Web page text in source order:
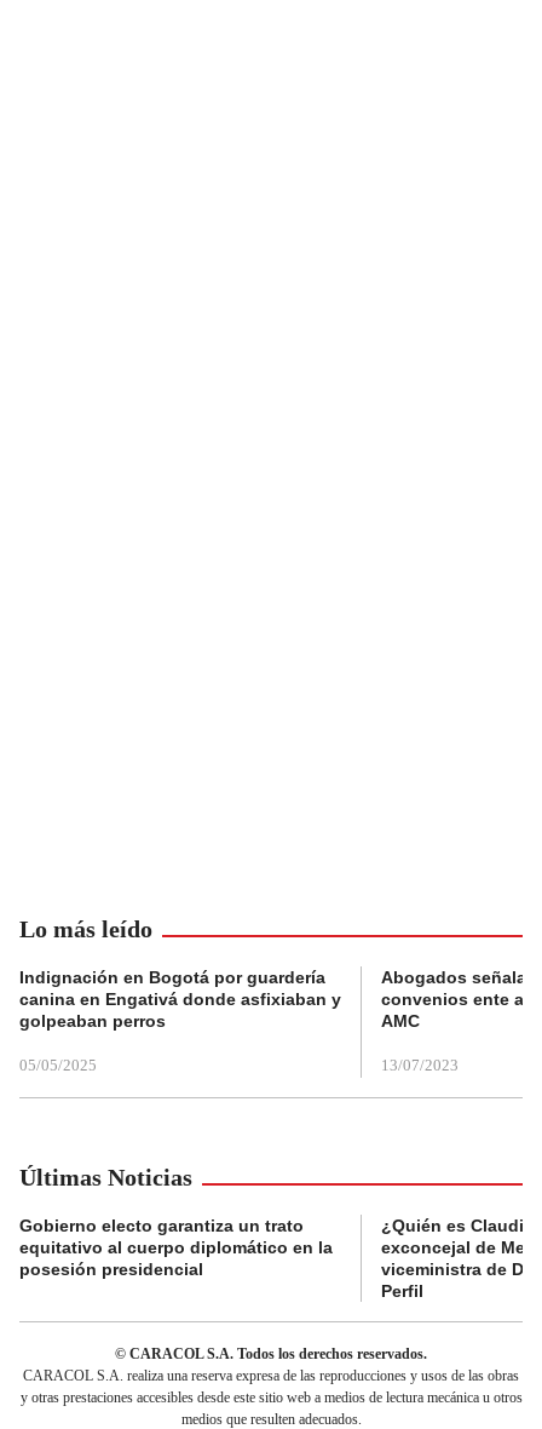
Lo más leído
Indignación en Bogotá por guardería
canina en Engativá donde asfixiaban y
golpeaban perros
05/05/2025
Abogados
convenios ente
AMC
13/07/2023
Últimas Noticias
Gobierno electo garantiza un trato
equitativo al cuerpo diplomático en la
posesión presidencial
¿Quién es Claudia
exconcejal de
viceministra de
Perfil
© CARACOL S.A. Todos los derechos reservados.
CARACOL S.A. realiza una reserva expresa de las reproducciones y usos de las obras
y otras prestaciones accesibles desde este sitio web a medios de lectura mecánica u otros
medios que resulten adecuados.